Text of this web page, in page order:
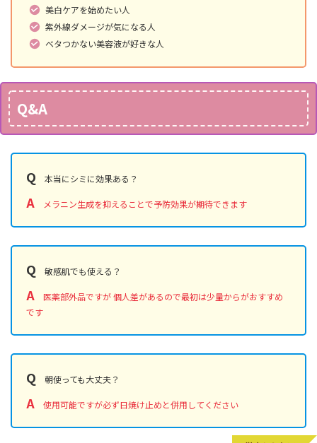
美白ケアを始めたい人
紫外線ダメージが気になる人
ベタつかない美容液が好きな人
Q&A
Q 本当にシミに効果ある？
A メラニン生成を抑えることで予防効果が期待できます
Q 敏感肌でも使える？
A 医薬部外品ですが 個人差があるので最初は少量からがおすすめ
です
Q 朝使っても大丈夫？
A 使用可能ですが必ず日焼け止めと併用してください